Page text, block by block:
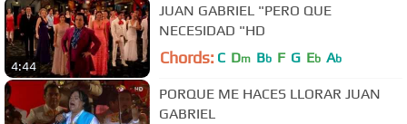
4:44
JUAN GABRIEL "PERO QUE
NECESIDAD "HD
Chords: C Dm Bb F G Eb Ab
PORQUE ME HACES LLORAR JUAN
GABRIEL